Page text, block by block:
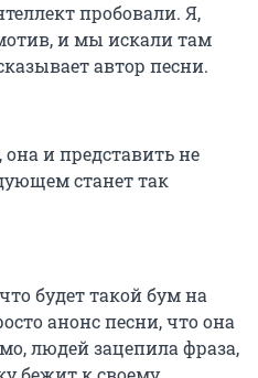
пробовали. Я,
и мы искали там
автор песни.
она и представить не
станет так
будет такой бум на
анонс песни, что она
людей зацепила фраза,